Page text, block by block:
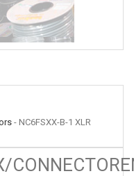
- NC6FSXX-B-1 XLR